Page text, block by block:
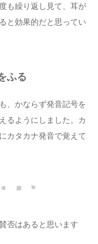
も繰り返し見て、耳が
と効果的だと思ってい
ふる
、かならず発音記号を
るようにしました。カ
カタカナ発音で覚えて
否はあると思います